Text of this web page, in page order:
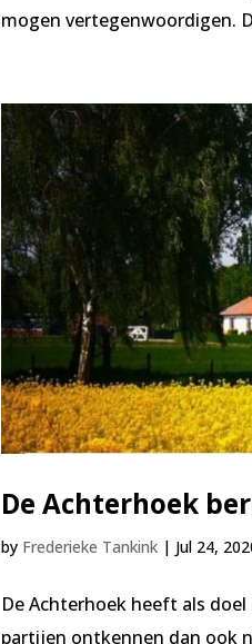
mogen vertegenwoordigen.
De Achterhoek
by Frederieke Tankink | Jul 24,
De Achterhoek heeft als
partijen ontkennen dan ook